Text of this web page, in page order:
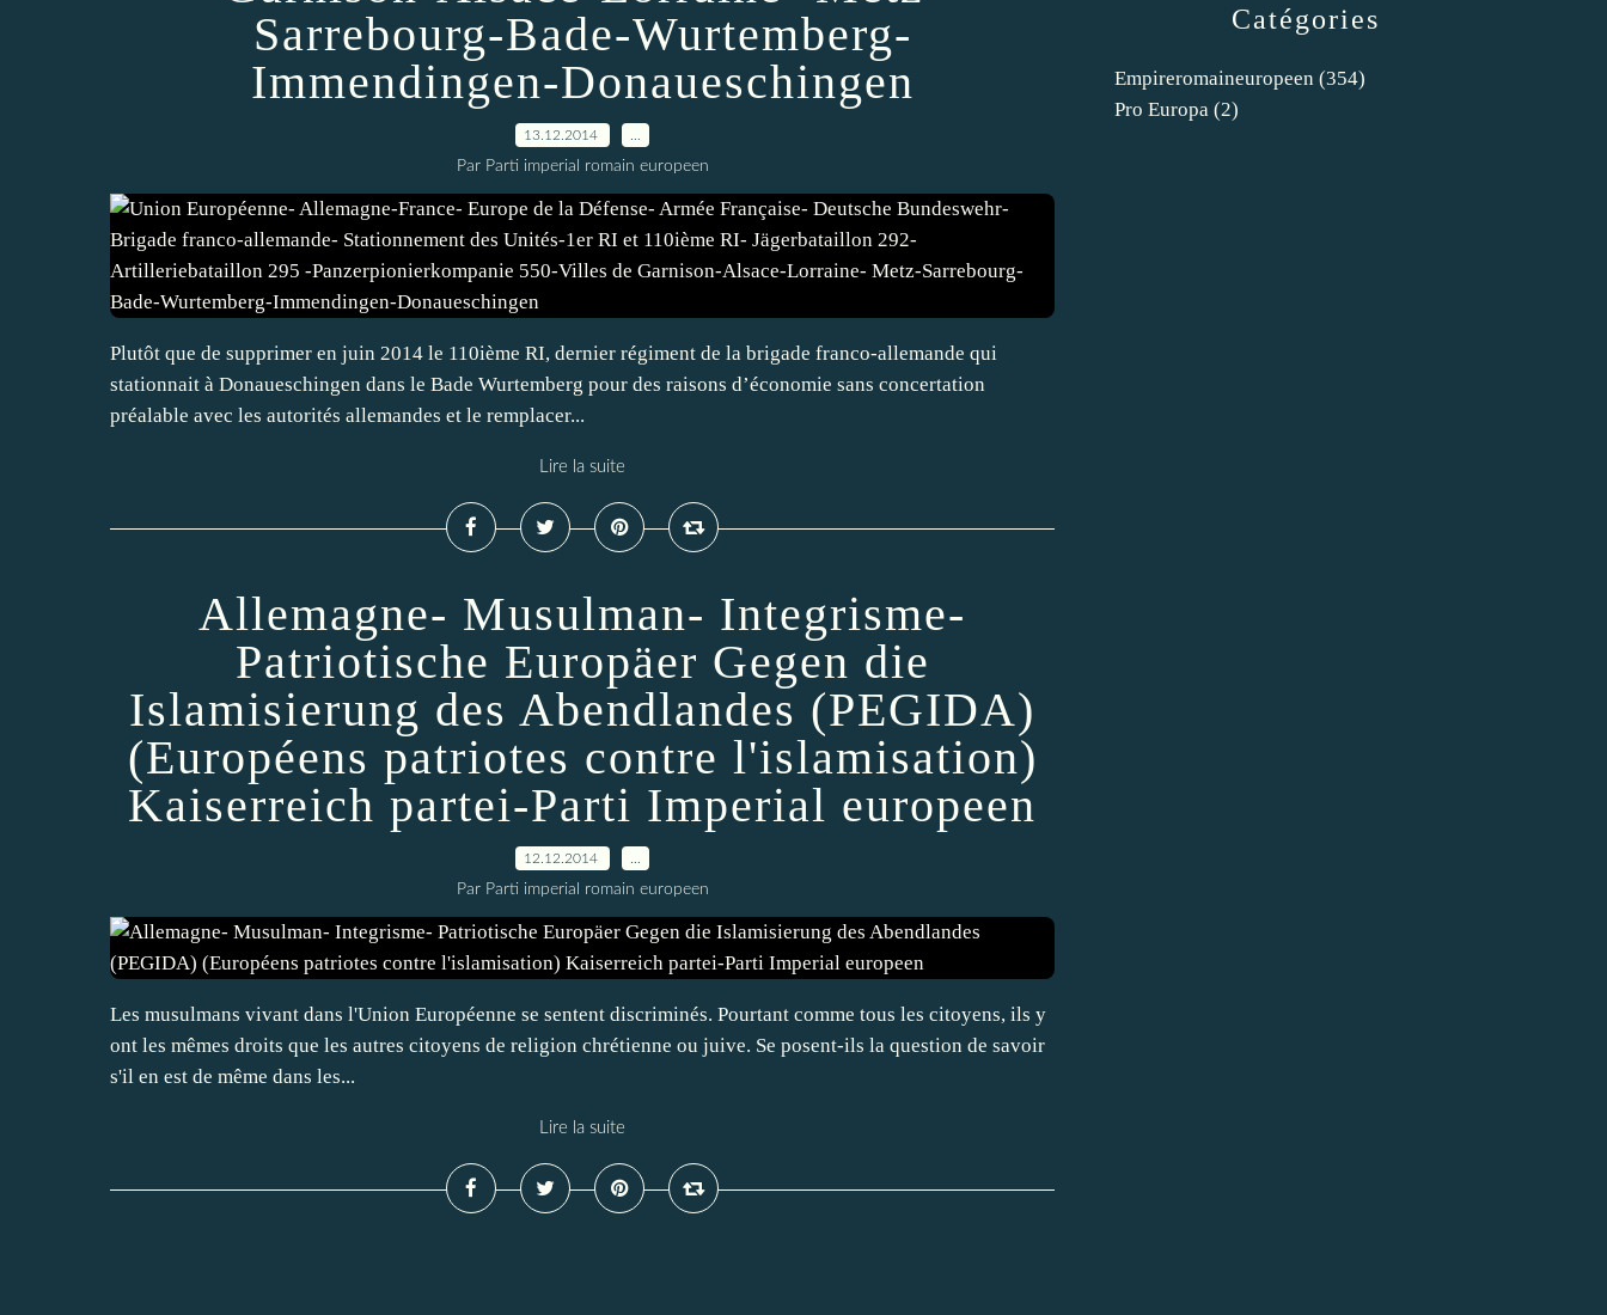
Sarrebourg-Bade-Wurtemberg-
Immendingen-Donaueschingen
13.12.2014
Par Parti imperial romain europeen
Plutôt que de supprimer en juin 2014 le 110ième RI, dernier régiment de la brigade franco-allemande qui
stationnait à Donaueschingen dans le Bade Wurtemberg pour des raisons d’économie sans concertation
préalable avec les autorités allemandes et le remplacer...
Lire la suite
Allemagne- Musulman- Integrisme-
Patriotische Europäer Gegen die
Islamisierung des Abendlandes (PEGIDA)
(Européens patriotes contre l'islamisation)
Kaiserreich partei-Parti Imperial europeen
12.12.2014
Par Parti imperial romain europeen
Les musulmans vivant dans l'Union Européenne se sentent discriminés. Pourtant comme tous les citoyens, ils y
ont les mêmes droits que les autres citoyens de religion chrétienne ou juive. Se posent-ils la question de savoir
s'il en est de même dans les...
Lire la suite
Catégories
Empireromaineuropeen (354)
Pro Europa (2)